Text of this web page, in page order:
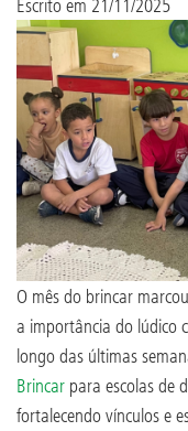
Escrito em 21/11/2025
O mês do brincar
a importância do lúdico
longo das últimas
Brincar para escolas de
fortalecendo vínculos e